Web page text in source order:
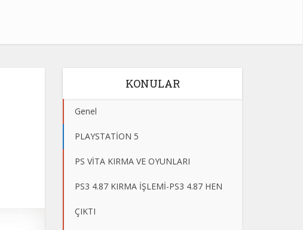
KONULAR
Genel
PLAYSTATİON 5
PS VİTA KIRMA VE OYUNLARI
PS3 4.87 KIRMA İŞLEMİ-PS3 4.87 HEN
ÇIKTI